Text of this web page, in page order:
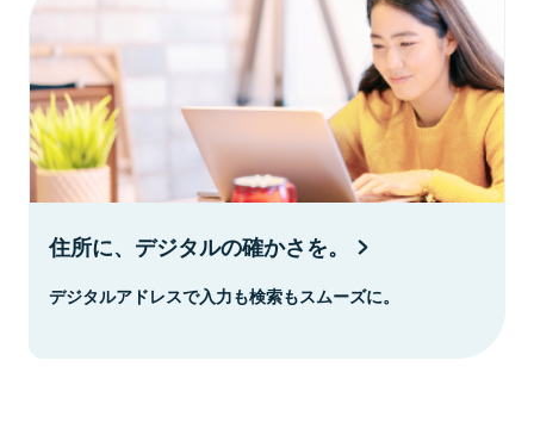
住所に、デジタルの確かさを。
デジタルアドレスで入力も検索もスムーズに。